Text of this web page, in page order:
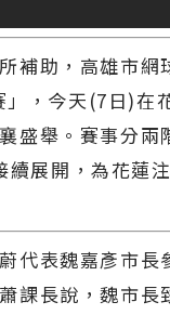
補助，高雄市網
，今天(7日)在
盛舉。賽事分兩
展開，為花蓮
代表魏嘉彥市長
課長說，魏市長